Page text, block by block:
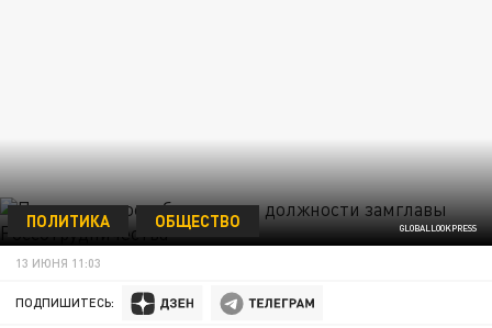
GLOBALLOOKPRESS
ПОЛИТИКА ОБЩЕСТВО
13 ИЮНЯ 11:03
ПОДПИШИТЕСЬ: